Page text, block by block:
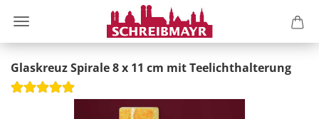
Glaskreuz Spirale 8 x 11 cm mit Teelichthalterung